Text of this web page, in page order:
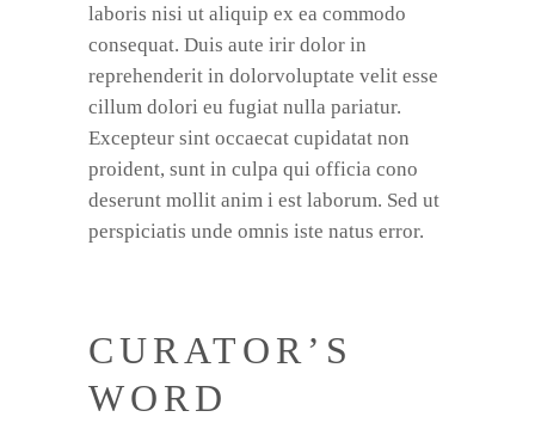
laboris nisi ut aliquip ex ea commodo
consequat. Duis aute irir dolor in
reprehenderit in dolorvoluptate velit esse
cillum dolori eu fugiat nulla pariatur.
Excepteur sint occaecat cupidatat non
proident, sunt in culpa qui officia cono
deserunt mollit anim i est laborum. Sed ut
perspiciatis unde omnis iste natus error.
CURATOR’S
WORD